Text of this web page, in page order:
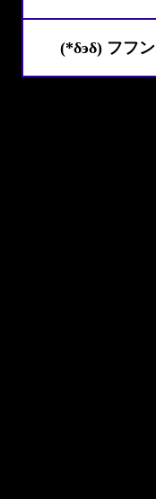
(*δэδ) フフン